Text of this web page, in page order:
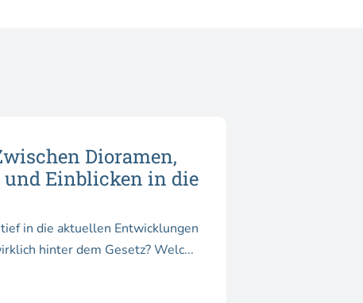
Dioramen,
und Einblicken in die
in die aktuellen Entwicklungen
hinter dem Gesetz? Welc...